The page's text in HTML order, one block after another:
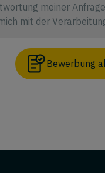
meiner
mit der
Bewerbung